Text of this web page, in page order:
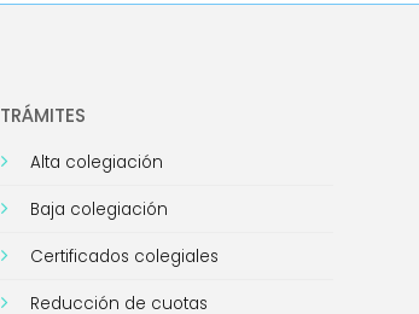
TRÁMITES
Alta colegiación
Baja colegiación
Certificados colegiales
Reducción de cuotas